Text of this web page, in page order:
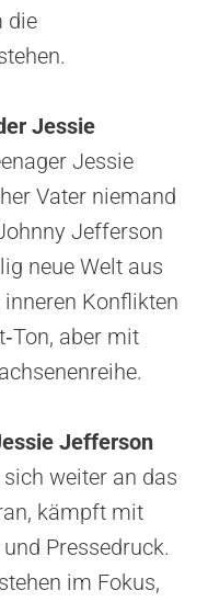
die
Jessie
Jessie
Vater niemand
Jefferson
neue Welt aus
Konflikten
aber mit
Jefferson
weiter an das
kämpft mit
Pressedruck.
im Fokus,